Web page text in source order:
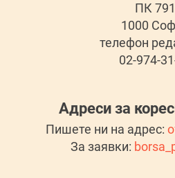
ПК 791
1000
телефон
02-974-
Адреси за
Пишете ни на адрес:
За заявки: